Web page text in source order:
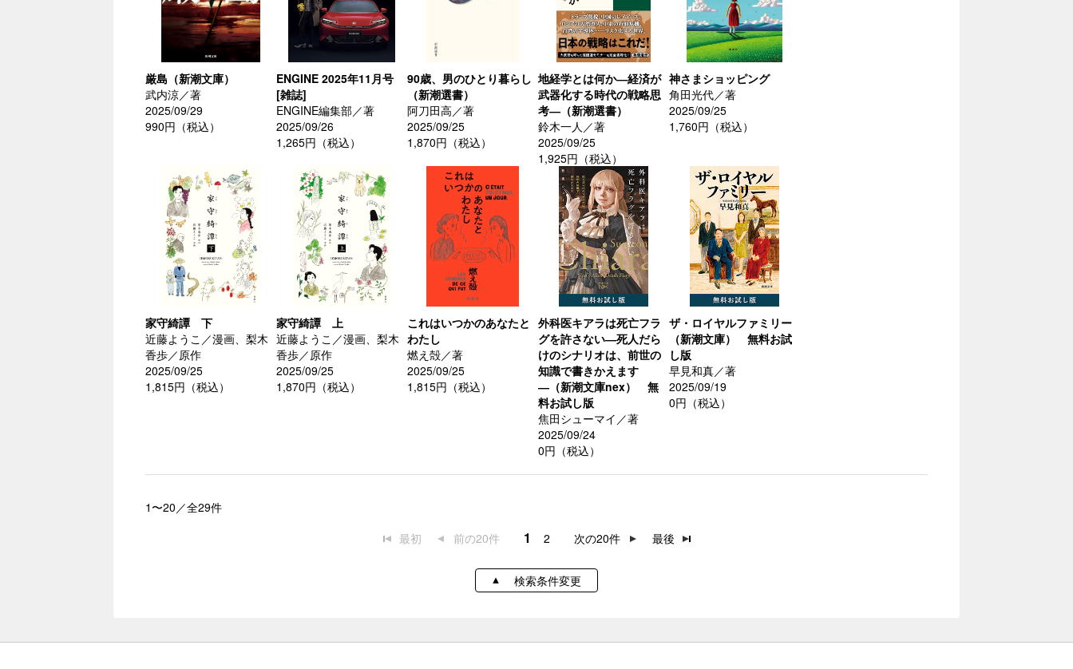
厳島（新潮文庫）
武内涼／著
2025/09/29
990円（税込）
ENGINE 2025年11月号
[雑誌]
ENGINE編集部／著
2025/09/26
1,265円（税込）
90歳、男のひとり暮らし
（新潮選書）
阿刀田高／著
2025/09/25
1,870円（税込）
地経学とは何か―経済が
武器化する時代の戦略思
考―（新潮選書）
鈴木一人／著
2025/09/25
1,925円（税込）
神さまショッピング
角田光代／著
2025/09/25
1,760円（税込）
家守綺譚 下
近藤ようこ／漫画、梨木
香歩／原作
2025/09/25
1,815円（税込）
家守綺譚 上
近藤ようこ／漫画、梨木
香歩／原作
2025/09/25
1,870円（税込）
これはいつかのあなたと
わたし
燃え殻／著
2025/09/25
1,815円（税込）
外科医キアラは死亡フラ
グを許さない―死人だら
けのシナリオは、前世の
知識で書きかえます
―（新潮文庫nex） 無
料お試し版
焦田シューマイ／著
2025/09/24
0円（税込）
ザ・ロイヤルファミリー
（新潮文庫） 無料お試
し版
早見和真／著
2025/09/19
0円（税込）
1〜20／全29件
最初
前の20件 1 2 次の20件 最後
検索条件変更